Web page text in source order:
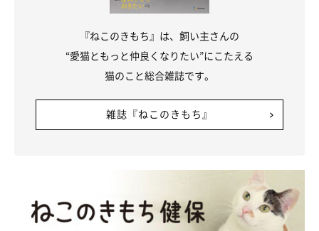
『ねこのきもち』は、飼い主さんの
“愛猫ともっと仲良くなりたい”にこたえる
猫のこと総合雑誌です。
雑誌『ねこのきもち』